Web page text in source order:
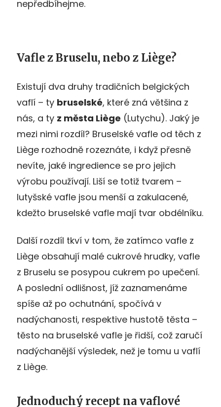
nepředbíhejme.
Vafle z Bruselu, nebo z Liège?
Existují dva druhy tradičních belgických
vaflí – ty bruselské, které zná většina z
nás, a ty z města Liège (Lutychu). Jaký je
mezi nimi rozdíl? Bruselské vafle od těch z
Liège rozhodně rozeznáte, i když přesně
nevíte, jaké ingredience se pro jejich
výrobu používají. Liší se totiž tvarem –
lutyšské vafle jsou menší a zakulacené,
kdežto bruselské vafle mají tvar obdélníku.
Další rozdíl tkví v tom, že zatímco vafle z
Liège obsahují malé cukrové hrudky, vafle
z Bruselu se posypou cukrem po upečení.
A poslední odlišnost, jíž zaznamenáme
spíše až po ochutnání, spočívá v
nadýchanosti, respektive hustotě těsta –
těsto na bruselské vafle je řidší, což zaručí
nadýchanější výsledek, než je tomu u vaflí
z Liège.
Jednoduchý recept na vaflové